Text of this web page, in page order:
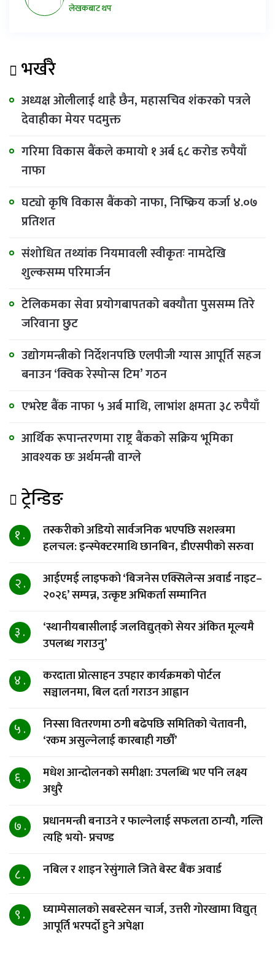
लेखकबाट थप
भर्खरै
अध्यक्ष ओलीलाई थाहै छैन, महासचिव शंकरको पत्रले
देवाहीका मेयर पदमुक्त
गरिमा विकास बैंकले कमायो १ अर्ब ६८ करोड रुपैयाँ
नाफा
घट्यो कृषि विकास बैंकको नाफा, निष्क्रिय कर्जा ४.०७
प्रतिशत
संशोधित तथ्यांक नियमावली स्वीकृतः नामदेखि
शुल्कसम्म परिमार्जन
टेलिकमका सेवा प्रयोगबापतको बक्यौता पुससम्म तिरे
जरिवाना छुट
उद्योगमन्त्रीको निर्देशनपछि एलपीजी ग्यास आपूर्ति सहज
बनाउन ‘क्विक रेस्पोन्स टिम’ गठन
एभरेष्ट बैंक नाफा ५ अर्ब माथि, लाभांश क्षमता ३८ रुपैयाँ
आर्थिक रूपान्तरणमा राष्ट्र बैंकको सक्रिय भूमिका
आवश्यक छः अर्थमन्त्री वाग्ले
ट्रेन्डिङ
१ .
तस्करीको अडियो सार्वजनिक भएपछि सशस्त्रमा
हलचल: इन्स्पेक्टरमाथि छानबिन, डीएसपीको सरुवा
२ .
आईएमई लाइफको ‘बिजनेस एक्सिलेन्स अवार्ड नाइट–
२०२६’ सम्पन्न, उत्कृष्ट अभिकर्ता सम्मानित
३ .
‘स्थानीयबासीलाई जलविद्युत्‌को सेयर अंकित मूल्यमै
उपलब्ध गराउनु’
४ .
करदाता प्रोत्साहन उपहार कार्यक्रमको पोर्टल
सञ्चालनमा, बिल दर्ता गराउन आह्वान
५ .
निस्सा वितरणमा ठगी बढेपछि समितिको चेतावनी,
‘रकम असुल्नेलाई कारबाही गर्छाैं’
६ .
मधेश आन्दोलनको समीक्षा: उपलब्धि भए पनि लक्ष्य
अधुरै
७ .
प्रधानमन्त्री बनाउने र फाल्नेलाई सफलता ठान्यौ, गल्ति
त्यहि भयो- प्रचण्ड
८ . नबिल र शाइन रेसुंगाले जिते बेस्ट बैंक अवार्ड
९ .
घ्याम्पेसालको सबस्टेसन चार्ज, उत्तरी गोरखामा विद्युत्
आपूर्ति भरपर्दो हुने अपेक्षा